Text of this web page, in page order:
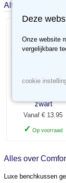
Alternatieve
Comfort
zwart
Vanaf € 13.95
✓ Op voorraad
Alles over
Luxe benchkussen
Deze
Onze website
vergelijkbare
cookie